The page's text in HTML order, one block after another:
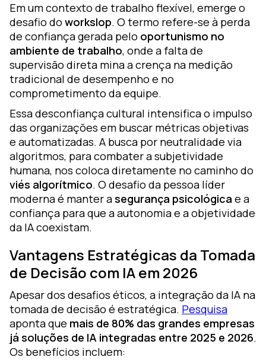
Em um contexto de trabalho flexível, emerge o
desafio do workslop. O termo refere-se à perda
de confiança gerada pelo oportunismo no
ambiente de trabalho, onde a falta de
supervisão direta mina a crença na medição
tradicional de desempenho e no
comprometimento da equipe.
Essa desconfiança cultural intensifica o impulso
das organizações em buscar métricas objetivas
e automatizadas. A busca por neutralidade via
algoritmos, para combater a subjetividade
humana, nos coloca diretamente no caminho do
viés algorítmico. O desafio da pessoa líder
moderna é manter asegurança psicológica e a
confiança para que a autonomia e a objetividade
da IA coexistam.
Vantagens Estratégicas da Tomada
de Decisão com IA em 2026
Apesar dos desafios éticos, a integração da IA na
tomada de decisão é estratégica. Pesquisa
aponta que mais de 80% das grandes empresas
já soluções de IA integradas entre 2025 e 2026.
Os benefícios incluem: